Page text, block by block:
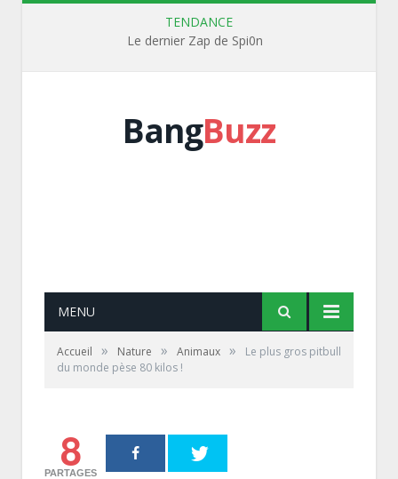
TENDANCE
Le dernier Zap de Spi0n
BangBuzz
MENU
Accueil » Nature » Animaux »
Le plus gros pitbull
du monde pèse 80 kilos !
8
PARTAGES